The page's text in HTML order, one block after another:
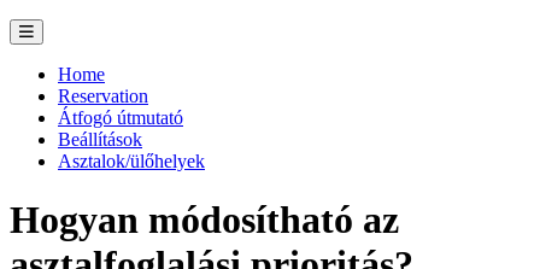
Home
Reservation
Átfogó útmutató
Beállítások
Asztalok/ülőhelyek
Hogyan módosítható az